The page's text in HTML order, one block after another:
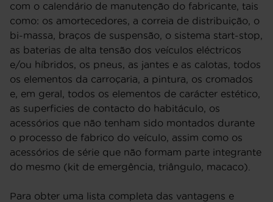
com o calendário de manutenção do fabricante, tais
como: os amortecedores, a correia de distribuição, o
bi-massa, braços de suspensão, o sistema start-stop,
as baterias de alta tensão dos veículos eléctricos
e/ou híbridos, os pneus, as jantes e as calotas, todos
os elementos da carroçaria, a pintura, os cromados
e, em geral, todos os elementos de carácter estético,
as superficies de contacto do habitáculo, os
acessórios que não tenham sido montados durante
o processo de fabrico do veículo, assim como os
acessórios de série que não formam parte integrante
do mesmo (kit de emergência, triângulo, macaco).
Para obter uma lista completa das vantagens e